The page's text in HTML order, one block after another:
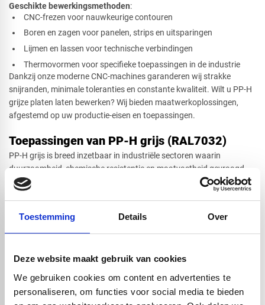
Toestemming Details Over
Deze website maakt gebruik van cookies
We gebruiken cookies om content en advertenties te
personaliseren, om functies voor social media te bieden
Geschikte bewerkingsmethoden:
CNC-frezen voor nauwkeurige contouren
Boren en zagen voor panelen, strips en uitsparingen
Lijmen en lassen voor technische verbindingen
Thermovormen voor specifieke toepassingen in de industrie
Dankzij onze moderne CNC-machines garanderen wij strakke
snijranden, minimale toleranties en constante kwaliteit. Wilt u PP-H
grijze platen laten bewerken? Wij bieden maatwerkoplossingen,
afgestemd op uw productie-eisen en toepassingen.
Toepassingen van PP-H grijs (RAL7032)
PP-H grijs is breed inzetbaar in industriële sectoren waarin
duurzaamheid, chemische resistentie en maatvastheid gevraagd
zijn. De neutrale grijze kleur maakt het materiaal ideaal voor
Leidingsystemen, afdekkappen en tanks in de chemische
installatietechniek
werkplaatsen
Onderdelen in ventilatiesystemen en luchttechnische